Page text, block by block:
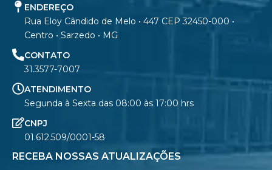
ENDEREÇO
Rua Eloy Cândido de Melo • 447 CEP 32450-000 •
Centro • Sarzedo • MG
CONTATO
31.3577-7007
ATENDIMENTO
Segunda à Sexta das 08:00 às 17:00 hrs
CNPJ
01.612.509/0001-58
RECEBA NOSSAS ATUALIZAÇÕES